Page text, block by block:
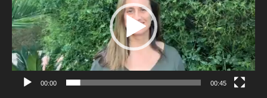
00:00 00:45